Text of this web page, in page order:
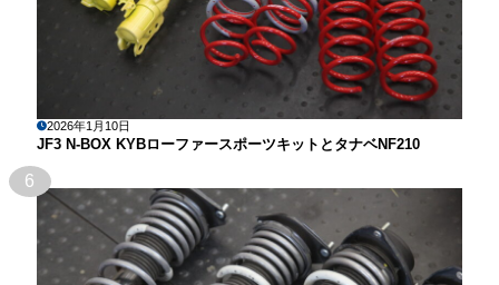
2026年1月10日
JF3 N-BOX KYBローファースポーツキットとタナベNF210
6